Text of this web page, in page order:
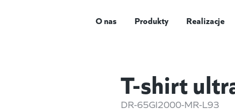
O nas Produkty Realizacje
T-shirt
DR-65GI2000-MR-L93